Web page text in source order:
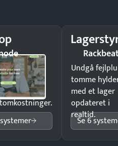
24/7 til
landet
Undgå
tomme
med et lager
opdateret i
realtid.
Se 6